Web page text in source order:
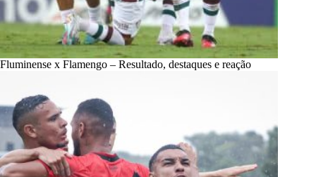
Fluminense x Flamengo – Resultado, destaques e reação